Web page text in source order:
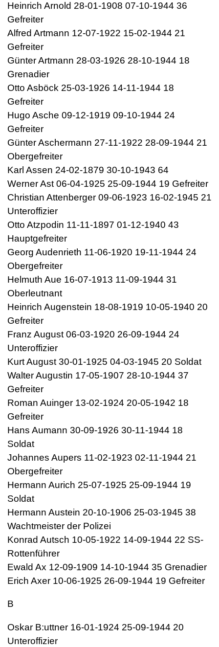
Heinrich Arnold 28-01-1908 07-10-1944 36
Gefreiter
Alfred Artmann 12-07-1922 15-02-1944 21
Gefreiter
Günter Artmann 28-03-1926 28-10-1944 18
Grenadier
Otto Asböck 25-03-1926 14-11-1944 18
Gefreiter
Hugo Asche 09-12-1919 09-10-1944 24
Gefreiter
Günter Aschermann 27-11-1922 28-09-1944 21
Obergefreiter
Karl Assen 24-02-1879 30-10-1943 64
Werner Ast 06-04-1925 25-09-1944 19 Gefreiter
Christian Attenberger 09-06-1923 16-02-1945 21
Unteroffizier
Otto Atzpodin 11-11-1897 01-12-1940 43
Hauptgefreiter
Georg Audenrieth 11-06-1920 19-11-1944 24
Obergefreiter
Helmuth Aue 16-07-1913 11-09-1944 31
Oberleutnant
Heinrich Augenstein 18-08-1919 10-05-1940 20
Gefreiter
Franz August 06-03-1920 26-09-1944 24
Unteroffizier
Kurt August 30-01-1925 04-03-1945 20 Soldat
Walter Augustin 17-05-1907 28-10-1944 37
Gefreiter
Roman Auinger 13-02-1924 20-05-1942 18
Gefreiter
Hans Aumann 30-09-1926 30-11-1944 18
Soldat
Johannes Aupers 11-02-1923 02-11-1944 21
Obergefreiter
Hermann Aurich 25-07-1925 25-09-1944 19
Soldat
Hermann Austein 20-10-1906 25-03-1945 38
Wachtmeister der Polizei
Konrad Autsch 10-05-1922 14-09-1944 22 SS-
Rottenführer
Ewald Ax 12-09-1909 14-10-1944 35 Grenadier
Erich Axer 10-06-1925 26-09-1944 19 Gefreiter
B
Oskar B:uttner 16-01-1924 25-09-1944 20
Unteroffizier